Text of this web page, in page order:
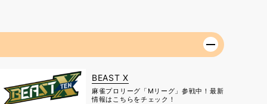
BEAST X
麻雀プロリーグ「Mリーグ」参戦中！最新
情報はこちらをチェック！